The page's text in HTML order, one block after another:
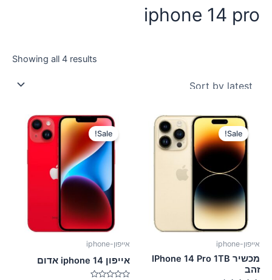
iphone 14 pro
Showing all 4 results
Sale!
אייפון-iphone
מכשיר IPhone 14 Pro 1TB
זהב
Sale!
אייפון-iphone
אייפון 14 iphone אדום